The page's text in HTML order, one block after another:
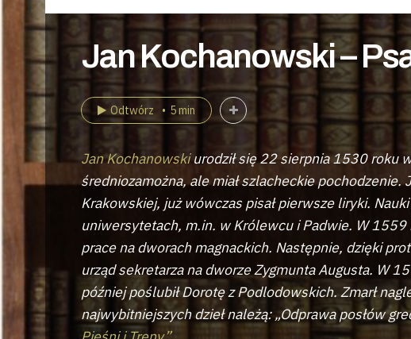
Jan Kochanowski –
Odtwórz 5 min
Jan Kochanowskiurodził się 22 sierpnia 1530 roku
średniozamożna, ale miał szlacheckie pochodzenie.
Krakowskiej, już wówczas pisał pierwsze liryki.
uniwersytetach, m.in. w Królewcu i Padwie. W 1559
prace na dworach magnackich. Następnie, dzięki
urząd sekretarza na dworze Zygmunta Augusta. W
później poślubił Dorotę z Podlodowskich. Zmarł
najwybitniejszych dzieł należą: „Odprawa posłów